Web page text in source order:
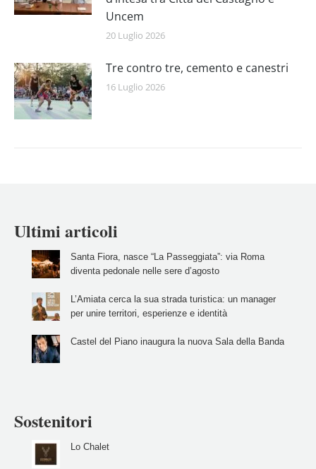
Uncem
20 Luglio 2026
Tre contro tre, cemento e canestri
16 Luglio 2026
Ultimi articoli
Santa Fiora, nasce “La Passeggiata”: via Roma
diventa pedonale nelle sere d’agosto
L’Amiata cerca la sua strada turistica: un manager
per unire territori, esperienze e identità
Castel del Piano inaugura la nuova Sala della Banda
Sostenitori
Lo Chalet